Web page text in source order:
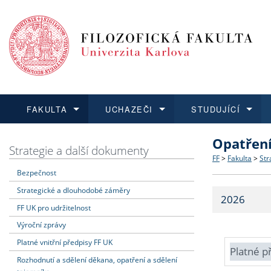
FAKULTA
Dozvědět se více
Struktura
Strategie
Fakultní
UCHAZEČI
Podat přihlášku
Co
Učitelské
STUDUJÍCÍ
Dozvědět se více
Dozvědět se více
O vědě a
Dozvědět se více
Aktuální
Strategie a další dokumenty
Bezpečnost
Strategické a dlouhodobé záměry
FF UK pro udržitelnost
Výroční zprávy
Platné vnitřní předpisy FF UK
Rozhodnutí a sdělení děkana, opatření a sdělení
FF > Fakulta >
2026
Platné